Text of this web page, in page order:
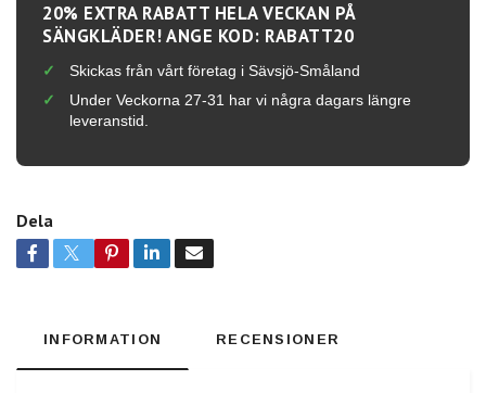
20% EXTRA RABATT HELA VECKAN PÅ
SÄNGKLÄDER! ANGE KOD: RABATT20
Skickas från vårt företag i Sävsjö-Småland
Under Veckorna 27-31 har vi några dagars längre
leveranstid.
Dela
INFORMATION RECENSIONER